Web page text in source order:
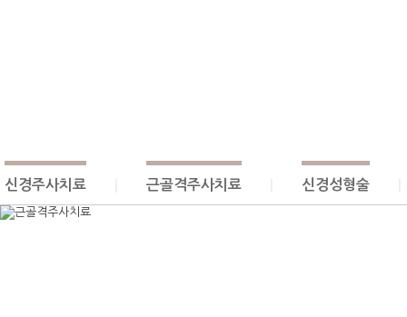
신경주사치료 근골격주사치료 신경성형술